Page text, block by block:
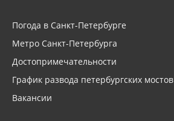
Погода в Санкт-Петербурге
Метро Санкт-Петербурга
Достопримечательности
График развода петербургских мостов
Вакансии